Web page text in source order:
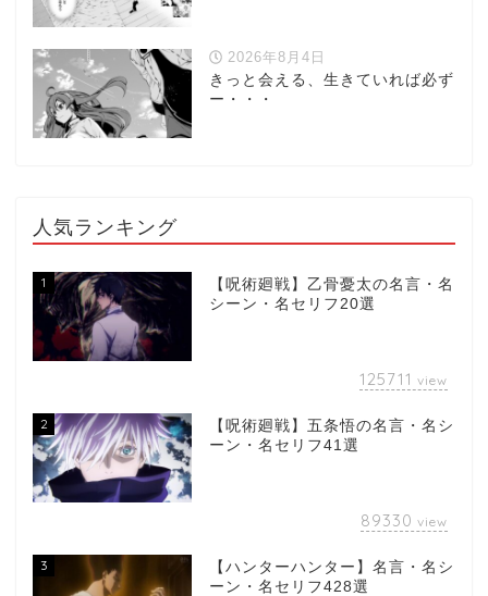
2026年8月4日
きっと会える、生きていれば必ず
ー・・・
人気ランキング
1
【呪術廻戦】乙骨憂太の名言・名
シーン・名セリフ20選
125711 view
2
【呪術廻戦】五条悟の名言・名シ
ーン・名セリフ41選
89330 view
3
【ハンターハンター】名言・名シ
ーン・名セリフ428選